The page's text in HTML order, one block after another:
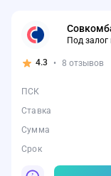
Под
4.3 • 8 отзывов
ПСК
Ставка
Сумма
Срок